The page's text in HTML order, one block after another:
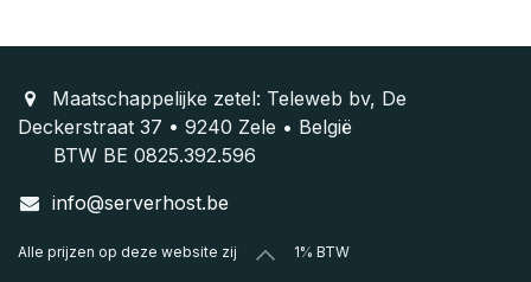
Maatschappelijke zetel: Teleweb bv, De
Deckerstraat 37 • 9240 Zele • België
BTW BE 0825.392.596
info@serverhost.be
Alle prijzen op deze website zijn excl. 21% BTW